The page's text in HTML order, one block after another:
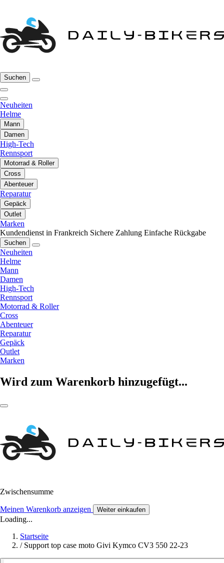
Suchen
Neuheiten
Helme
Mann
Damen
High-Tech
Rennsport
Motorrad & Roller
Cross
Abenteuer
Reparatur
Gepäck
Outlet
Marken
Kundendienst in Frankreich Sichere Zahlung Einfache Rückgabe
Suchen
Neuheiten
Helme
Mann
Damen
High-Tech
Rennsport
Motorrad & Roller
Cross
Abenteuer
Reparatur
Gepäck
Outlet
Marken
Wird zum Warenkorb hinzugefügt...
Zwischensumme
Meinen Warenkorb anzeigen Weiter einkaufen
Loading...
Startseite
/ Support top case moto Givi Kymco CV3 550 22-23